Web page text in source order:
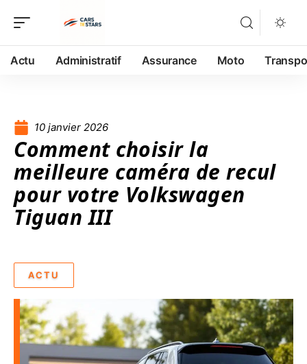
Actu Administratif Assurance Moto
10 janvier 2026
Comment choisir la
meilleure caméra de recul
pour votre Volkswagen
Tiguan III
ACTU